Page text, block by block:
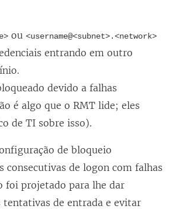
ou<username@<subnet>.<network>
entrando em outro
devido a falhas
é algo que o RMT lide; eles
de TI sobre isso).
de bloqueio
de logon com falhas
foi projetado para lhe dar
de entrada e evitar